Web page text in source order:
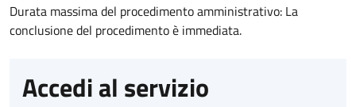
Durata massima del procedimento amministrativo: La
conclusione del procedimento è immediata.
Accedi al servizio